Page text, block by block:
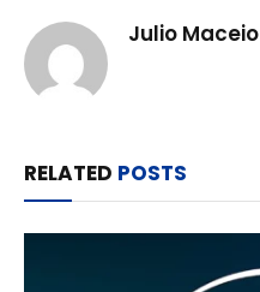
Julio Maceio
RELATED POSTS